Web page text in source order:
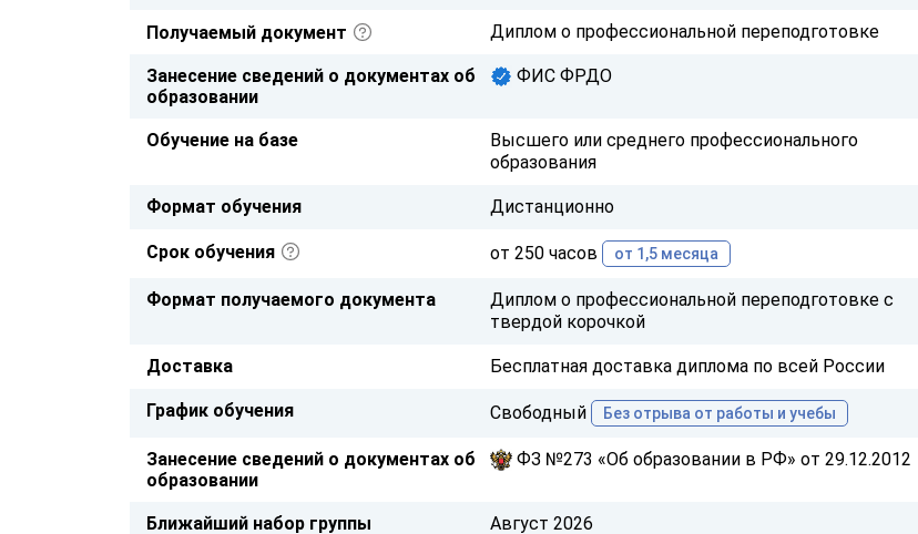
Получаемый документ Диплом о профессиональной переподготовке
Занесение сведений о документах об
образовании
ФИС ФРДО
Обучение на базе
Высшего или среднего профессионального
образования
Формат обучения Дистанционно
Срок обучения от 250 часов от 1,5 месяца
Формат получаемого документа
Диплом о профессиональной переподготовке с
твердой корочкой
Доставка Бесплатная доставка диплома по всей России
График обучения Свободный Без отрыва от работы и учебы
Занесение сведений о документах об
образовании
ФЗ №273 «Об образовании в РФ» от 29.12.2012
Ближайший набор группы Август 2026